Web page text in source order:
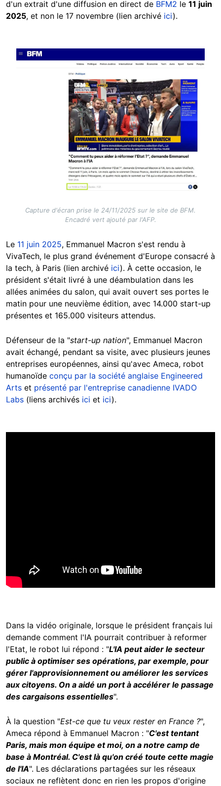
d'un extrait d'une diffusion en direct de BFM2 le 11 juin
2025, et non le 17 novembre (lien archivé ici).
Image
Capture d'écran prise le 24/11/2025 sur le site de BFM.
Encadré vert ajouté par l'AFP.
Le 11 juin 2025, Emmanuel Macron s'est rendu à
VivaTech, le plus grand événement d'Europe consacré à
la tech, à Paris (lien archivé ici). À cette occasion, le
président s'était livré à une déambulation dans les
allées animées du salon, qui avait ouvert ses portes le
matin pour une neuvième édition, avec 14.000 start-up
présentes et 165.000 visiteurs attendus.
Défenseur de la "start-up nation", Emmanuel Macron
avait échangé, pendant sa visite, avec plusieurs jeunes
entreprises européennes, ainsi qu'avec Ameca, robot
humanoïde conçu par la société anglaise Engineered
Arts et présenté par l'entreprise canadienne IVADO
Labs (liens archivés ici et ici).
Dans la vidéo originale, lorsque le président français lui
demande comment l'IA pourrait contribuer à reformer
l'Etat, le robot lui répond : "L'IA peut aider le secteur
public à optimiser ses opérations, par exemple, pour
gérer l'approvisionnement ou améliorer les services
aux citoyens. On a aidé un port à accélérer le passage
des cargaisons essentielles".
À la question "Est-ce que tu veux rester en France ?",
Ameca répond à Emmanuel Macron : "C'est tentant
Paris, mais mon équipe et moi, on a notre camp de
base à Montréal. C'est là qu'on créé toute cette magie
de l'IA". Les déclarations partagées sur les réseaux
sociaux ne reflètent donc en rien les propos d'origine